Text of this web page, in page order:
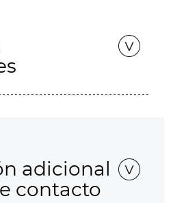
adicional
contacto